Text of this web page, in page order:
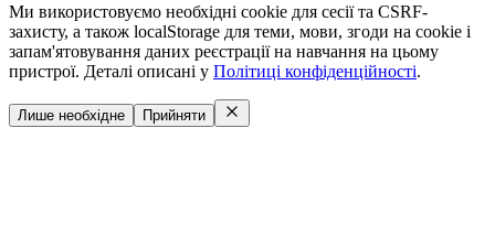
Ми використовуємо необхідні cookie для сесії та CSRF-
захисту, а також localStorage для теми, мови, згоди на cookie і
запам'ятовування даних реєстрації на навчання на цьому
пристрої. Деталі описані у Політиці конфіденційності.
Лише необхідне Прийняти